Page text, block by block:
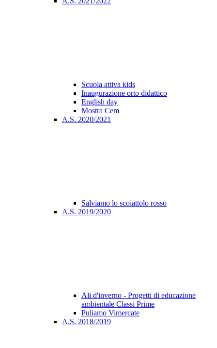
Scuola attiva kids
Inaugurazione orto didattico
English day
Mostra Cem
A.S. 2020/2021
Salviamo lo scoiattolo rosso
A.S. 2019/2020
Ali d'inverno - Progetti di educazione
ambientale Classi Prime
Puliamo Vimercate
A.S. 2018/2019